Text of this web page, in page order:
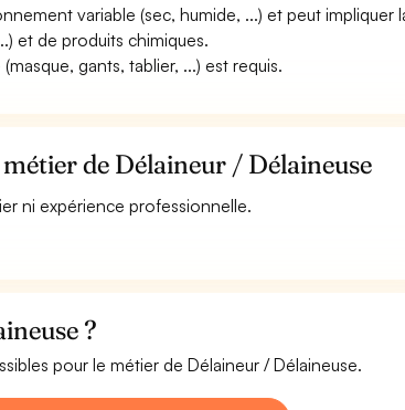
variable (sec, humide, ...) et peut impliquer
et de produits chimiques.
gants, tablier, ...) est requis.
de Délaineur / Délaineuse
ni expérience professionnelle.
?
pour le métier de Délaineur / Délaineuse.